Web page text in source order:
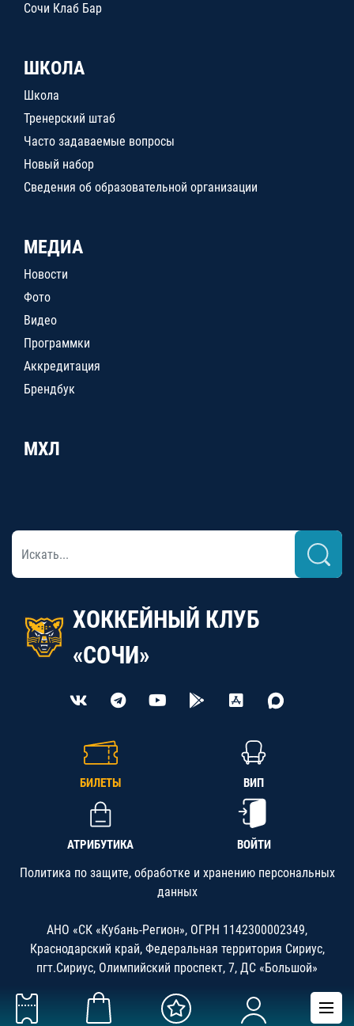
Сочи Клаб Бар
ШКОЛА
Школа
Тренерский штаб
Часто задаваемые вопросы
Новый набор
Сведения об образовательной организации
МЕДИА
Новости
Фото
Видео
Программки
Аккредитация
Брендбук
МХЛ
ХОККЕЙНЫЙ КЛУБ
«СОЧИ»
БИЛЕТЫ ВИП
АТРИБУТИКА ВОЙТИ
Политика по защите, обработке и хранению персональных
данных
АНО «СК «Кубань-Регион», ОГРН 1142300002349,
Краснодарский край, Федеральная территория Сириус,
пгт.Сириус, Олимпийский проспект, 7, ДС «Большой»